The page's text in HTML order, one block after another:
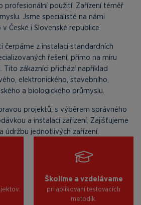
profesionální použití. Zařízení téměř
Jsme specialisté na námi
České i Slovenské republice.
čerpáme z instalací standardních
řešení, přímo na míru
Tito zákazníci přichází například
elektronického, stavebního,
a biologického průmyslu.
projektů, s výběrem správného
a instalací zařízení. Zajišťujeme
údržbu jednotlivých zařízení.
Školíme a vzdelávame
pri aplikovaní testovacích
metodík.